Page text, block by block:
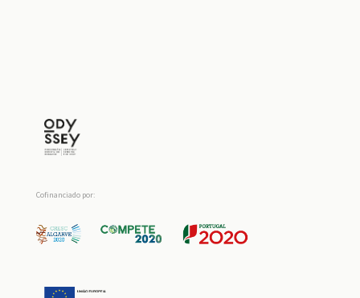
Cofinanciado por: